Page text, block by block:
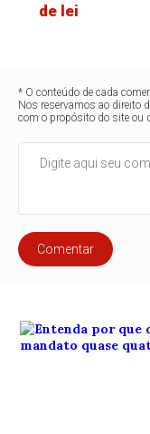
de lei
* O conteúdo de cada
Nos reservamos ao direito
com o propósito do site ou
Comentar